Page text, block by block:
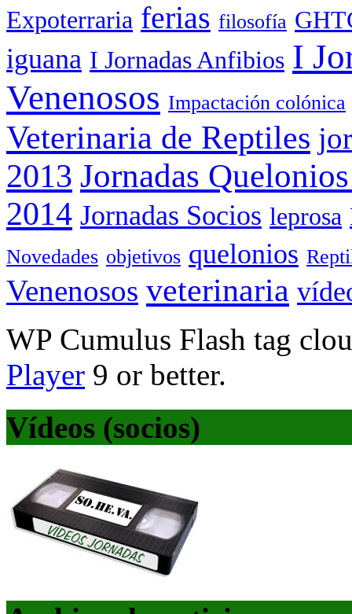
Expoterraria ferias filosofía
iguana I Jornadas Anfibios I
Venenosos Impactación colónica
Veterinaria de Reptiles
2013 Jornadas
2014 Jornadas Socios leprosa
Novedades objetivos quelonios
Venenosos veterinaria
WP Cumulus Flash tag
Player 9 or better.
Vídeos (socios)